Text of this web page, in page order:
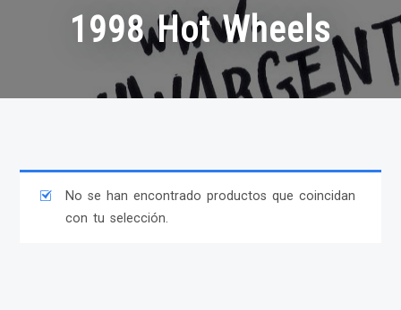
1998 Hot Wheels
No se han encontrado productos que coincidan
con tu selección.